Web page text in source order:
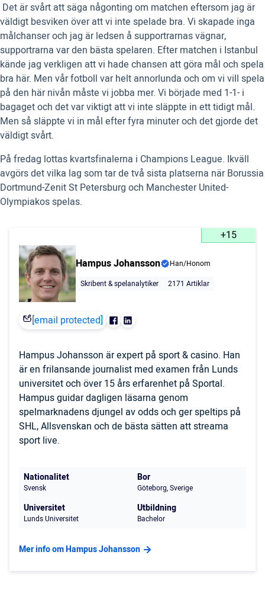
 Det är svårt att säga någonting om matchen eftersom jag är
väldigt besviken över att vi inte spelade bra. Vi skapade inga
målchanser och jag är ledsen å supportrarnas vägnar,
supportrarna var den bästa spelaren. Efter matchen i Istanbul
kände jag verkligen att vi hade chansen att göra mål och spela
bra här. Men vår fotboll var helt annorlunda och om vi vill spela
på den här nivån måste vi jobba mer. Vi började med 1-1- i
bagaget och det var viktigt att vi inte släppte in ett tidigt mål.
Men så släppte vi in mål efter fyra minuter och det gjorde det
väldigt svårt.
På fredag lottas kvartsfinalerna i Champions League. Ikväll
avgörs det vilka lag som tar de två sista platserna när Borussia
Dortmund-Zenit St Petersburg och Manchester United-
Olympiakos spelas.
+15
Hampus Johansson
Han/Honom
Skribent & spelanalytiker
2171 Artiklar
[email protected]
Hampus Johansson är expert på sport & casino. Han
är en frilansande journalist med examen från Lunds
universitet och över 15 års erfarenhet på Sportal.
Hampus guidar dagligen läsarna genom
spelmarknadens djungel av odds och ger speltips på
SHL, Allsvenskan och de bästa sätten att streama
sport live.
Nationalitet
Svensk
Bor
Göteborg, Sverige
Universitet
Lunds Universitet
Utbildning
Bachelor
Mer info om Hampus Johansson